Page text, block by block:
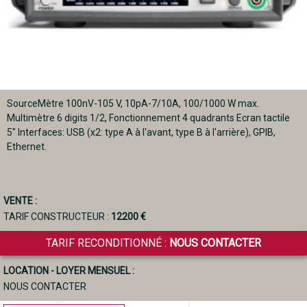
SourceMètre 100nV-105 V, 10pA-7/10A, 100/1000 W max.
Multimètre 6 digits 1/2, Fonctionnement 4 quadrants Ecran tactile
5" Interfaces: USB (x2: type A à l'avant, type B à l'arrière), GPIB,
Ethernet.
VENTE :
TARIF CONSTRUCTEUR : 12200 €
TARIF RECONDITIONNÉ : NOUS CONTACTER
LOCATION - LOYER MENSUEL :
NOUS CONTACTER